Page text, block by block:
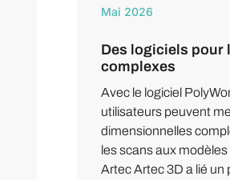
Mai 2026
Des logiciels pour
complexes
Avec le logiciel
utilisateurs peuvent
dimensionnelles
les scans aux
Artec Artec 3D a lié un